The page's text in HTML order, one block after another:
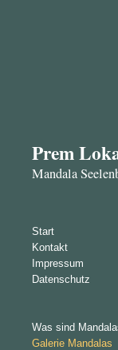
Prem
Mandala
Start
Kontakt
Impressum
Datenschutz
Was sind
Galerie Mandalas